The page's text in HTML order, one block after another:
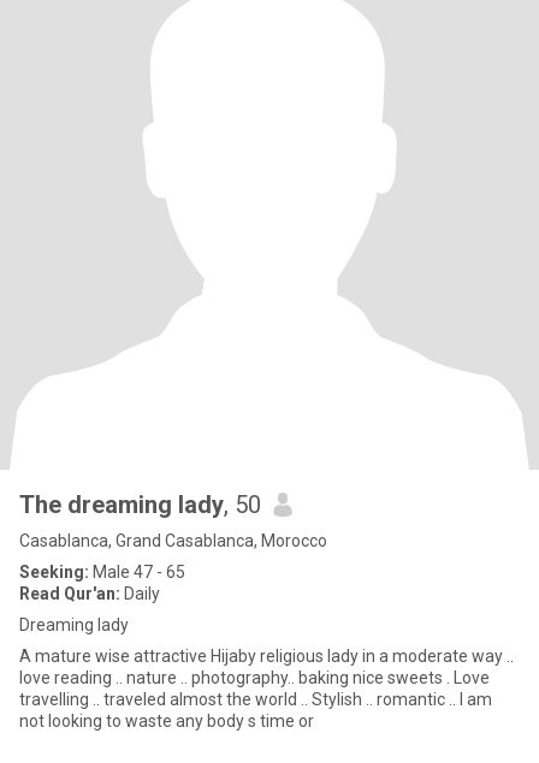
The dreaming lady, 50
Casablanca, Grand Casablanca, Morocco
Seeking: Male 47 - 65
Read Qur'an: Daily
Dreaming lady
A mature wise attractive Hijaby religious lady in a moderate way ..
love reading .. nature .. photography.. baking nice sweets . Love
travelling .. traveled almost the world .. Stylish .. romantic .. I am
not looking to waste any body s time or